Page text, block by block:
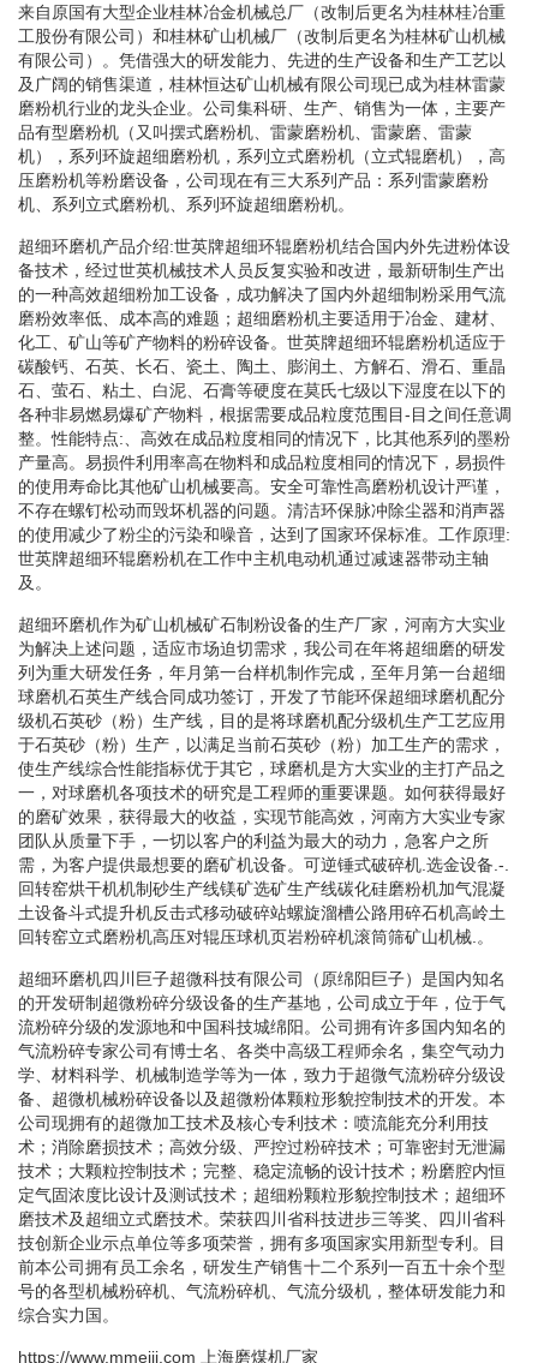
来自原国有大型企业桂林冶金机械总厂（改制后更名为桂林桂冶重
工股份有限公司）和桂林矿山机械厂（改制后更名为桂林矿山机械
有限公司）。凭借强大的研发能力、先进的生产设备和生产工艺以
及广阔的销售渠道，桂林恒达矿山机械有限公司现已成为桂林雷蒙
磨粉机行业的龙头企业。公司集科研、生产、销售为一体，主要产
品有型磨粉机（又叫摆式磨粉机、雷蒙磨粉机、雷蒙磨、雷蒙
机），系列环旋超细磨粉机，系列立式磨粉机（立式辊磨机），高
压磨粉机等粉磨设备，公司现在有三大系列产品：系列雷蒙磨粉
机、系列立式磨粉机、系列环旋超细磨粉机。
超细环磨机产品介绍:世英牌超细环辊磨粉机结合国内外先进粉体设
备技术，经过世英机械技术人员反复实验和改进，最新研制生产出
的一种高效超细粉加工设备，成功解决了国内外超细制粉采用气流
磨粉效率低、成本高的难题；超细磨粉机主要适用于冶金、建材、
化工、矿山等矿产物料的粉碎设备。世英牌超细环辊磨粉机适应于
碳酸钙、石英、长石、瓷土、陶土、膨润土、方解石、滑石、重晶
石、萤石、粘土、白泥、石膏等硬度在莫氏七级以下湿度在以下的
各种非易燃易爆矿产物料，根据需要成品粒度范围目-目之间任意调
整。性能特点:、高效在成品粒度相同的情况下，比其他系列的墨粉
产量高。易损件利用率高在物料和成品粒度相同的情况下，易损件
的使用寿命比其他矿山机械要高。安全可靠性高磨粉机设计严谨，
不存在螺钉松动而毁坏机器的问题。清洁环保脉冲除尘器和消声器
的使用减少了粉尘的污染和噪音，达到了国家环保标准。工作原理:
世英牌超细环辊磨粉机在工作中主机电动机通过减速器带动主轴
及。
超细环磨机作为矿山机械矿石制粉设备的生产厂家，河南方大实业
为解决上述问题，适应市场迫切需求，我公司在年将超细磨的研发
列为重大研发任务，年月第一台样机制作完成，至年月第一台超细
球磨机石英生产线合同成功签订，开发了节能环保超细球磨机配分
级机石英砂（粉）生产线，目的是将球磨机配分级机生产工艺应用
于石英砂（粉）生产，以满足当前石英砂（粉）加工生产的需求，
使生产线综合性能指标优于其它，球磨机是方大实业的主打产品之
一，对球磨机各项技术的研究是工程师的重要课题。如何获得最好
的磨矿效果，获得最大的收益，实现节能高效，河南方大实业专家
团队从质量下手，一切以客户的利益为最大的动力，急客户之所
需，为客户提供最想要的磨矿机设备。可逆锤式破碎机.选金设备.-.
回转窑烘干机机制砂生产线镁矿选矿生产线碳化硅磨粉机加气混凝
土设备斗式提升机反击式移动破碎站螺旋溜槽公路用碎石机高岭土
回转窑立式磨粉机高压对辊压球机页岩粉碎机滚筒筛矿山机械.。
超细环磨机四川巨子超微科技有限公司（原绵阳巨子）是国内知名
的开发研制超微粉碎分级设备的生产基地，公司成立于年，位于气
流粉碎分级的发源地和中国科技城绵阳。公司拥有许多国内知名的
气流粉碎专家公司有博士名、各类中高级工程师余名，集空气动力
学、材料科学、机械制造学等为一体，致力于超微气流粉碎分级设
备、超微机械粉碎设备以及超微粉体颗粒形貌控制技术的开发。本
公司现拥有的超微加工技术及核心专利技术：喷流能充分利用技
术；消除磨损技术；高效分级、严控过粉碎技术；可靠密封无泄漏
技术；大颗粒控制技术；完整、稳定流畅的设计技术；粉磨腔内恒
定气固浓度比设计及测试技术；超细粉颗粒形貌控制技术；超细环
磨技术及超细立式磨技术。荣获四川省科技进步三等奖、四川省科
技创新企业示点单位等多项荣誉，拥有多项国家实用新型专利。目
前本公司拥有员工余名，研发生产销售十二个系列一百五十余个型
号的各型机械粉碎机、气流粉碎机、气流分级机，整体研发能力和
综合实力国。
https://www.mmeiji.com 上海磨煤机厂家